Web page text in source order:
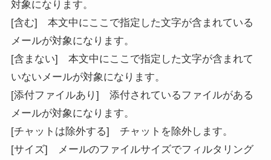
対象になります。
[含む] 本文中にここで指定した文字が含まれている
メールが対象になります。
[含まない] 本文中にここで指定した文字が含まれて
いないメールが対象になります。
[添付ファイルあり] 添付されているファイルがある
メールが対象になります。
[チャットは除外する] チャットを除外します。
[サイズ] メールのファイルサイズでフィルタリング